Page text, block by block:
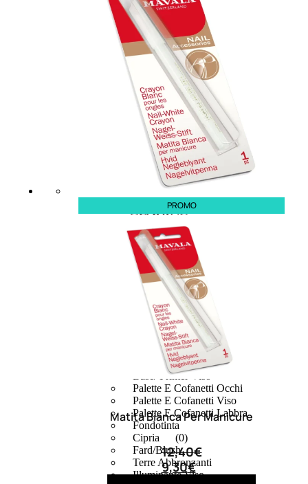
MAKE UP
Base/ Primer Occhi
Base/ Primer Viso
Palette E Cofanetti Occhi
Palette E Cofanetti Viso
Palette E Cofanetti Labbra
Fondotinta
Cipria
Fard/Blush
Terre Abbronzanti
Illuminante Viso
PROMO
Matita Bianca Per Manicure
(0)
12,40€
9,30€